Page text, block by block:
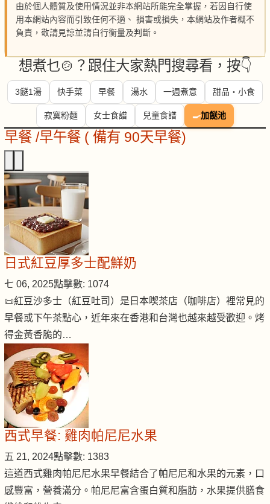
由於個人體質及使用情況並非本網站所能完全掌握，若因自行使
用本網站內容而引致任何不適、 損害或損失，本網站及作者概不
負責，敬請見諒並請自行衡量及判斷。
想煮乜🍲？跟住大家熱門搜尋看，按👇
3餸1湯 快手菜 早餐 湯水 一週煮意 甜品・小食
寂寞粉麵 女士食譜 兒童食譜 🍳加餸池
早餐 /早午餐 ( 備有 90天早餐)
日式紅豆厚多士配鮮奶
七 06, 2025點擊數: 1074
📜紅豆沙多士（紅豆吐司）是日本喫茶店（咖啡店）裡常見的
早餐或下午茶點心，近年來在香港和台灣也越來越受歡迎。烤
得金黃香脆的…
西式早餐: 雞肉帕尼尼水果
五 21, 2024點擊數: 1383
這道西式雞肉帕尼尼水果早餐結合了帕尼尼和水果的元素，口
感豐富，營養滿分。帕尼尼富含蛋白質和脂肪，水果提供膳食